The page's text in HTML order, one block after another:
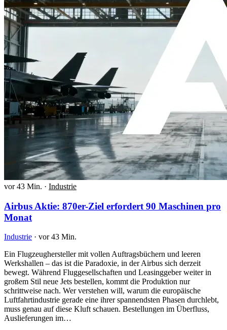
vor 43 Min. · Industrie
Airbus Aktie: 870er-Ziel erfordert 90 Maschinen pro
Monat
Industrie · vor 43 Min.
Ein Flugzeughersteller mit vollen Auftragsbüchern und leeren
Werkshallen – das ist die Paradoxie, in der Airbus sich derzeit
bewegt. Während Fluggesellschaften und Leasinggeber weiter in
großem Stil neue Jets bestellen, kommt die Produktion nur
schrittweise nach. Wer verstehen will, warum die europäische
Luftfahrtindustrie gerade eine ihrer spannendsten Phasen durchlebt,
muss genau auf diese Kluft schauen. Bestellungen im Überfluss,
Auslieferungen im…